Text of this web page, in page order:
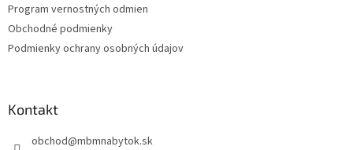
Program vernostných odmien
Obchodné podmienky
Podmienky ochrany osobných údajov
Kontakt
obchod@mbmnabytok.sk